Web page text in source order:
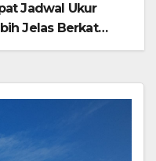
Jadwal Ukur
Jelas Berkat
Terjadwal